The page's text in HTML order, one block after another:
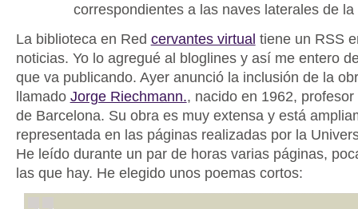
correspondientes a las naves laterales de la
La biblioteca en Red cervantes virtual tiene un RSS
noticias. Yo lo agregué al bloglines y así me entero
que va publicando. Ayer anunció la inclusión de la
llamado Jorge Riechmann., nacido en 1962,
de Barcelona. Su obra es muy extensa y está
representada en las páginas realizadas por la
He leído durante un par de horas varias páginas,
las que hay. He elegido unos poemas cortos: